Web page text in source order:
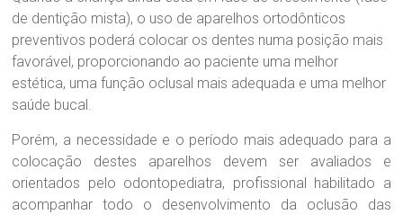
de dentição mista), o uso de aparelhos ortodônticos
preventivos poderá colocar os dentes numa posição mais
favorável, proporcionando ao paciente uma melhor
estética, uma função oclusal mais adequada e uma melhor
saúde bucal.
Porém, a necessidade e o período mais adequado para a
colocação destes aparelhos devem ser avaliados e
orientados pelo odontopediatra, profissional habilitado a
acompanhar todo o desenvolvimento da oclusão das